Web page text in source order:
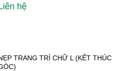
hệ
TRANG TRÍ CHỮ L (KẾT THÚC